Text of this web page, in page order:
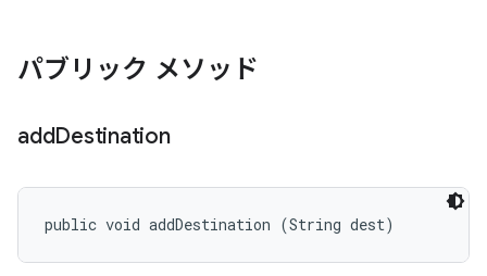
パブリック メソッド
addDestination
public void addDestination (String dest)